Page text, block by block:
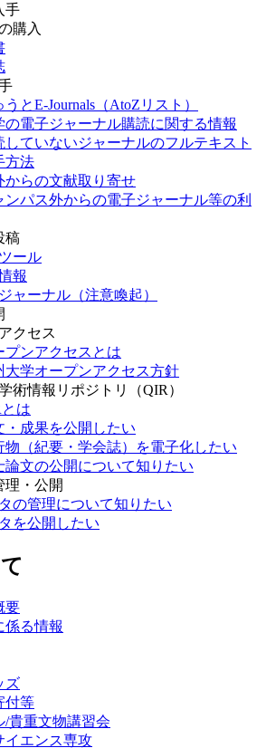
手
購入
うとE-Journals（AtoZリスト）
の電子ジャーナル購読に関する情報
していないジャーナルのフルテキスト
方法
からの文献取り寄せ
ンパス外からの電子ジャーナル等の利
稿
ール
報
ャーナル（注意喚起）
クセス
プンアクセスとは
大学オープンアクセス方針
術情報リポジトリ（QIR）
は
・成果を公開したい
物（紀要・学会誌）を電子化したい
論文の公開について知りたい
理・公開
の管理について知りたい
を公開したい
要
係る情報
ズ
付等
/貴重文物講習会
イエンス専攻